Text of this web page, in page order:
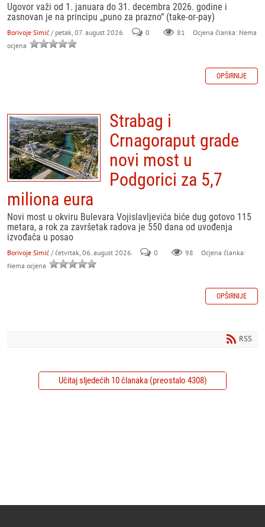
Ugovor važi od 1. januara do 31. decembra 2026. godine i
zasnovan je na principu „puno za prazno“ (take-or-pay)
Borivoje Simić / petak, 07. august 2026. 0 81
Ocjena članka: Nema
ocjena
OPŠIRNIJE
Strabag i
Crnagoraput grade
novi most u
Podgorici za 5,7
miliona eura
Novi most u okviru Bulevara Vojislavljevića biće dug gotovo 115
metara, a rok za završetak radova je 550 dana od uvođenja
izvođača u posao
Borivoje Simić / četvrtak, 06. august 2026. 0 98
Ocjena članka:
Nema ocjena
OPŠIRNIJE
RSS
Učitaj sljedećih 10 članaka (preostalo 4308)